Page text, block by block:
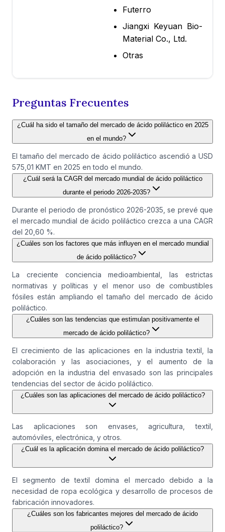
Futerro
Jiangxi Keyuan Bio-
Material Co., Ltd.
Otras
Preguntas Frecuentes
¿Cuál ha sido el tamaño del mercado de ácido poliláctico en 2025
en el mundo?
El tamaño del mercado de ácido poliláctico ascendió a USD
575,01 KMT en 2025 en todo el mundo.
¿Cuál será la CAGR del mercado mundial de ácido poliláctico
durante el periodo 2026-2035?
Durante el periodo de pronóstico 2026-2035, se prevé que
el mercado mundial de ácido poliláctico crezca a una CAGR
del 20,60 %.
¿Cuáles son los factores que más influyen en el mercado mundial
de ácido poliláctico?
La creciente conciencia medioambiental, las estrictas
normativas y políticas y el menor uso de combustibles
fósiles están ampliando el tamaño del mercado de ácido
poliláctico.
¿Cuáles son las tendencias que estimulan positivamente el
mercado de ácido poliláctico?
El crecimiento de las aplicaciones en la industria textil, la
colaboración y las asociaciones, y el aumento de la
adopción en la industria del envasado son las principales
tendencias del sector de ácido poliláctico.
¿Cuáles son las aplicaciones del mercado de ácido poliláctico?
Las aplicaciones son envases, agricultura, textil,
automóviles, electrónica, y otros.
¿Cuál es la aplicación domina el mercado de ácido poliláctico?
El segmento de textil domina el mercado debido a la
necesidad de ropa ecológica y desarrollo de procesos de
fabricación innovadores.
¿Cuáles son los fabricantes mejores del mercado de ácido
poliláctico?